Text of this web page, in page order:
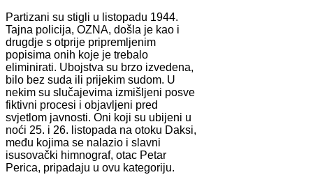
Partizani su stigli u listopadu 1944.
Tajna policija, OZNA, došla je kao i
drugdje s otprije pripremljenim
popisima onih koje je trebalo
eliminirati. Ubojstva su brzo izvedena,
bilo bez suda ili prijekim sudom. U
nekim su slučajevima izmišljeni posve
fiktivni procesi i objavljeni pred
svjetlom javnosti. Oni koji su ubijeni u
noći 25. i 26. listopada na otoku Daksi,
među kojima se nalazio i slavni
isusovački himnograf, otac Petar
Perica, pripadaju u ovu kategoriju.